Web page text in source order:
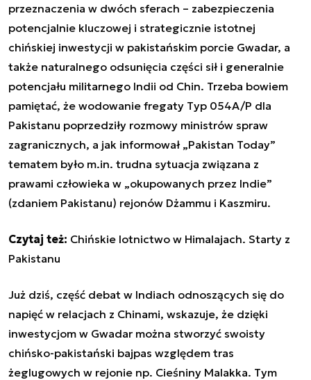
przeznaczenia w dwóch sferach – zabezpieczenia
potencjalnie kluczowej i strategicznie istotnej
chińskiej inwestycji w pakistańskim porcie Gwadar, a
także naturalnego odsunięcia części sił i generalnie
potencjału militarnego Indii od Chin. Trzeba bowiem
pamiętać, że wodowanie fregaty Typ 054A/P dla
Pakistanu poprzedziły rozmowy ministrów spraw
zagranicznych, a jak informował „Pakistan Today”
tematem było m.in. trudna sytuacja związana z
prawami człowieka w „okupowanych przez Indie”
(zdaniem Pakistanu) rejonów Dżammu i Kaszmiru.
Czytaj też: Chińskie lotnictwo w Himalajach. Starty z
Pakistanu
Już dziś, część debat w Indiach odnoszących się do
napięć w relacjach z Chinami, wskazuje, że dzięki
inwestycjom w Gwadar można stworzyć swoisty
chińsko-pakistański bajpas względem tras
żeglugowych w rejonie np. Cieśniny Malakka. Tym